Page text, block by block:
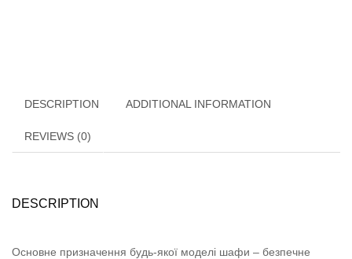
DESCRIPTION ADDITIONAL INFORMATION
REVIEWS (0)
DESCRIPTION
Основне призначення будь-якої моделі шафи – безпечне